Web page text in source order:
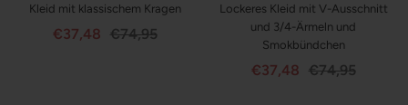
Kleid mit klassischem Kragen
Angebotspreis
€37,48 Regulärer
€74,95
Lockeres Kleid mit V-Ausschnitt
und 3/4-Ärmeln und
Smokbündchen
Angebotspreis
€37,48 Regulärer
€74,95